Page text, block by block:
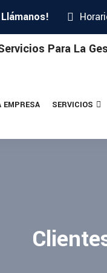
Llámanos!
EMPRESA SERVICIOS